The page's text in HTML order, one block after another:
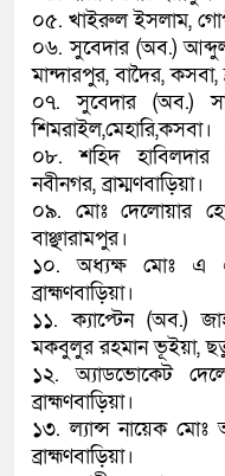
০৫. খাইরুল ইসলাম,
০৬. সুবেদার (অব.)
মান্দারপুর, বাদৈর, কসবা,
০৭. সুবেদার (অব.)
শিমরাইল,মেহারি,কসবা।
০৮. শহিদ
নবীনগর, ব্রাম্মণবাড়িয়া।
০৯. মোঃ দেলোয়ার
বাঞ্ছারামপুর।
১০. অধ্যক্ষ মোঃ এ
ব্রাহ্মণবাড়িয়া।
১১. ক্যাপ্টেন (অব.)
মকবুলুর রহমান ভূইয়া,
১২. অ্যাডভোকেট
ব্রাহ্মণবাড়িয়া।
১৩. ল্যান্স নায়েক মোঃ
ব্রাহ্মণবাড়িয়া।